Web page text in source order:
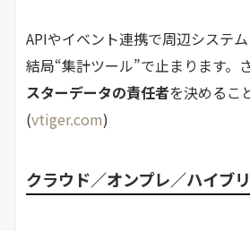
APIやイベント連携で周辺システム
結局“集計ツール”で止まります。
スターデータの責任者を決めるこ
(vtiger.com)
クラウド／オンプレ／ハイブ